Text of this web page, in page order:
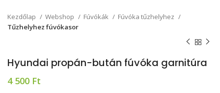
Kezdőlap Webshop Fúvókák
Fúvóka tűzhelyhez
Tűzhelyhez fúvókasor
Hyundai propán-bután fúvóka garnitúra
4 500 Ft